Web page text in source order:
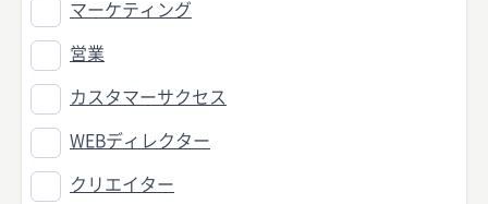
マーケティング
営業
カスタマーサクセス
WEBディレクター
クリエイター